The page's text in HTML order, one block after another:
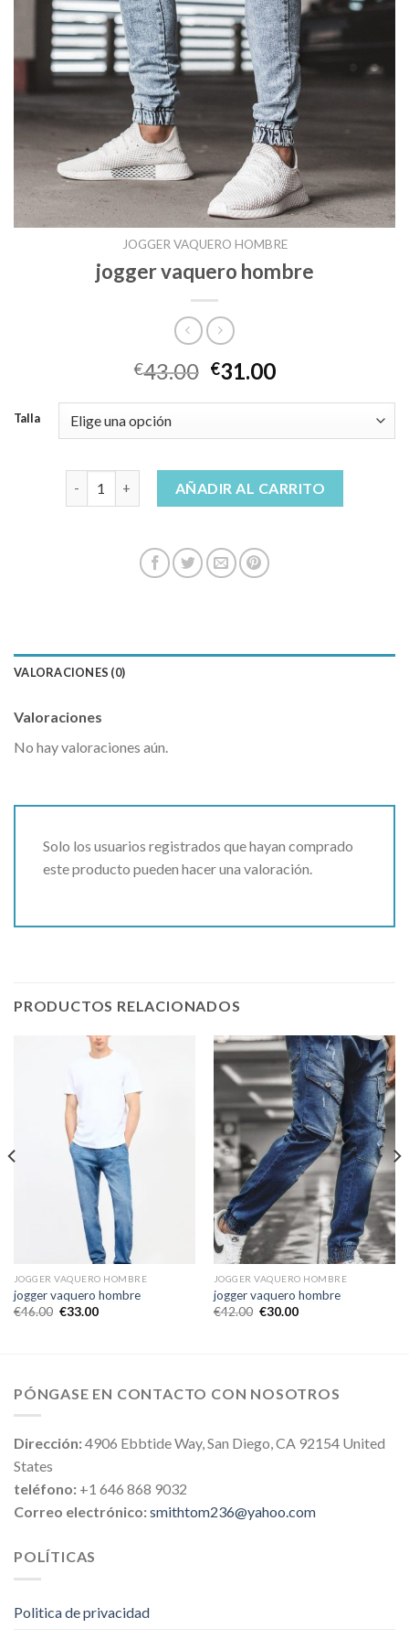
JOGGER VAQUERO HOMBRE
jogger vaquero hombre
€43.00 €31.00
Talla
jogger vaquero hombre cantidad
AÑADIR AL CARRITO
VALORACIONES (0)
Valoraciones
No hay valoraciones aún.
Solo los usuarios registrados que hayan comprado
este producto pueden hacer una valoración.
PRODUCTOS RELACIONADOS
JOGGER VAQUERO HOMBRE
jogger vaquero hombre
€46.00 €33.00
JOGGER VAQUERO HOMBRE
jogger vaquero hombre
€42.00 €30.00
PÓNGASE EN CONTACTO CON NOSOTROS
Dirección:4906 Ebbtide Way, San Diego, CA 92154 United
States
teléfono: +1 646 868 9032
Correo electrónico:smithtom236@yahoo.com
POLÍTICAS
Politica de privacidad